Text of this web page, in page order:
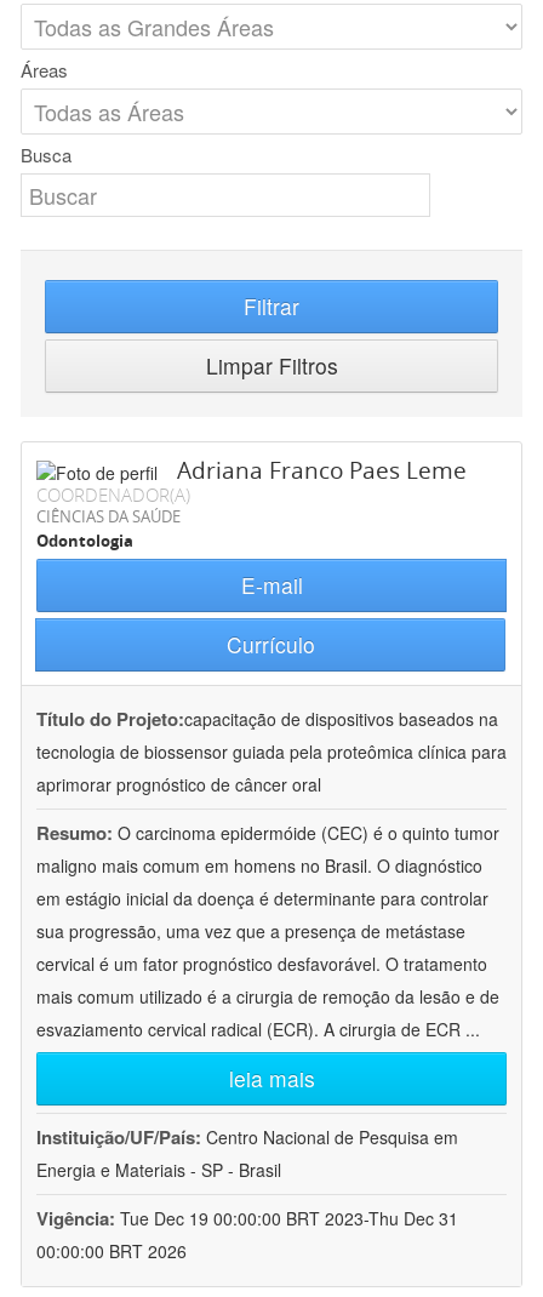
Áreas
Busca
Filtrar
Limpar Filtros
Adriana Franco Paes Leme
COORDENADOR(A)
CIÊNCIAS DA SAÚDE
Odontologia
E-mail
Currículo
Título do Projeto:capacitação de dispositivos baseados na
tecnologia de biossensor guiada pela proteômica clínica para
aprimorar prognóstico de câncer oral
Resumo: O carcinoma epidermóide (CEC) é o quinto tumor
maligno mais comum em homens no Brasil. O diagnóstico
em estágio inicial da doença é determinante para controlar
sua progressão, uma vez que a presença de metástase
cervical é um fator prognóstico desfavorável. O tratamento
mais comum utilizado é a cirurgia de remoção da lesão e de
esvaziamento cervical radical (ECR). A cirurgia de ECR ...
leia mais
Instituição/UF/País: Centro Nacional de Pesquisa em
Energia e Materiais - SP - Brasil
Vigência: Tue Dec 19 00:00:00 BRT 2023-Thu Dec 31
00:00:00 BRT 2026